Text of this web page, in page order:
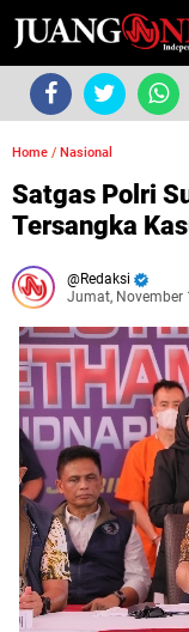
Home / Nasional
Satgas Polri
Tersangka
Redaksi
Jumat, November